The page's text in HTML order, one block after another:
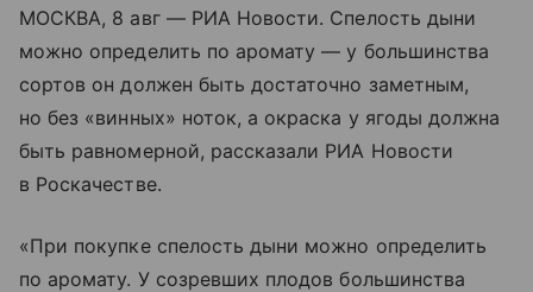
МОСКВА, 8 авг — РИА Новости. Спелость дыни
можно определить по аромату — у большинства
сортов он должен быть достаточно заметным,
но без «винных» ноток, а окраска у ягоды должна
быть равномерной, рассказали РИА Новости
в Роскачестве.
«При покупке спелость дыни можно определить
по аромату. У созревших плодов большинства